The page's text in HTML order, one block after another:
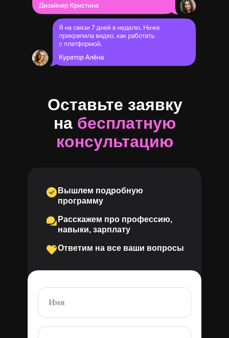
Оставьте заявку
на бесплатную
консультацию
Ответим на все ваши вопросы
Вышлем подробную
программу
Расскажем про профессию,
навыки, зарплату